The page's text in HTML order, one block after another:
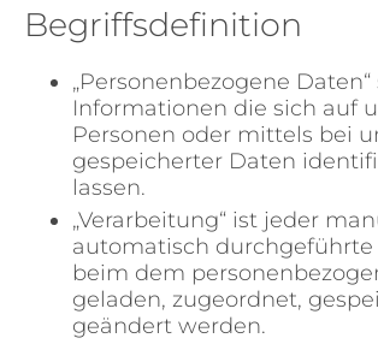
Begriffsdefinition
„Personenbezogene
Informationen die sich auf
Personen oder mittels bei
gespeicherter Daten
lassen.
„Verarbeitung“ ist jeder
automatisch durchgeführte
beim dem
geladen, zugeordnet,
geändert werden.